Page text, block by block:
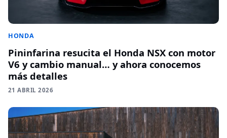
HONDA
Pininfarina resucita el Honda NSX con motor
V6 y cambio manual… y ahora conocemos
más detalles
21 ABRIL 2026